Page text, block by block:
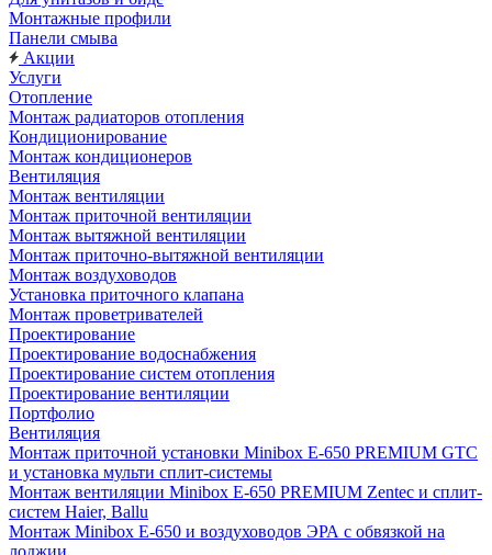
Монтажные профили
Панели смыва
Акции
Услуги
Отопление
Монтаж радиаторов отопления
Кондиционирование
Монтаж кондиционеров
Вентиляция
Монтаж вентиляции
Монтаж приточной вентиляции
Монтаж вытяжной вентиляции
Монтаж приточно-вытяжной вентиляции
Монтаж воздуховодов
Установка приточного клапана
Монтаж проветривателей
Проектирование
Проектирование водоснабжения
Проектирование систем отопления
Проектирование вентиляции
Портфолио
Вентиляция
Монтаж приточной установки Minibox E-650 PREMIUM GTC
и установка мульти сплит-системы
Монтаж вентиляции Minibox E-650 PREMIUM Zentec и сплит-
систем Haier, Ballu
Монтаж Minibox E-650 и воздуховодов ЭРА с обвязкой на
лоджии